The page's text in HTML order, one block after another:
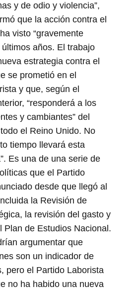
y de odio y violencia”,
que la acción contra el
visto “gravemente
últimos años. El trabajo
estrategia contra el
se prometió en el
y que, según el
“responderá a los
y cambiantes” del
el Reino Unido. No
tiempo llevará esta
Es una de una serie de
que el Partido
desde que llegó al
la Revisión de
la revisión del gasto y
Plan de Estudios Nacional.
argumentar que
son un indicador de
pero el Partido Laborista
no ha habido una nueva